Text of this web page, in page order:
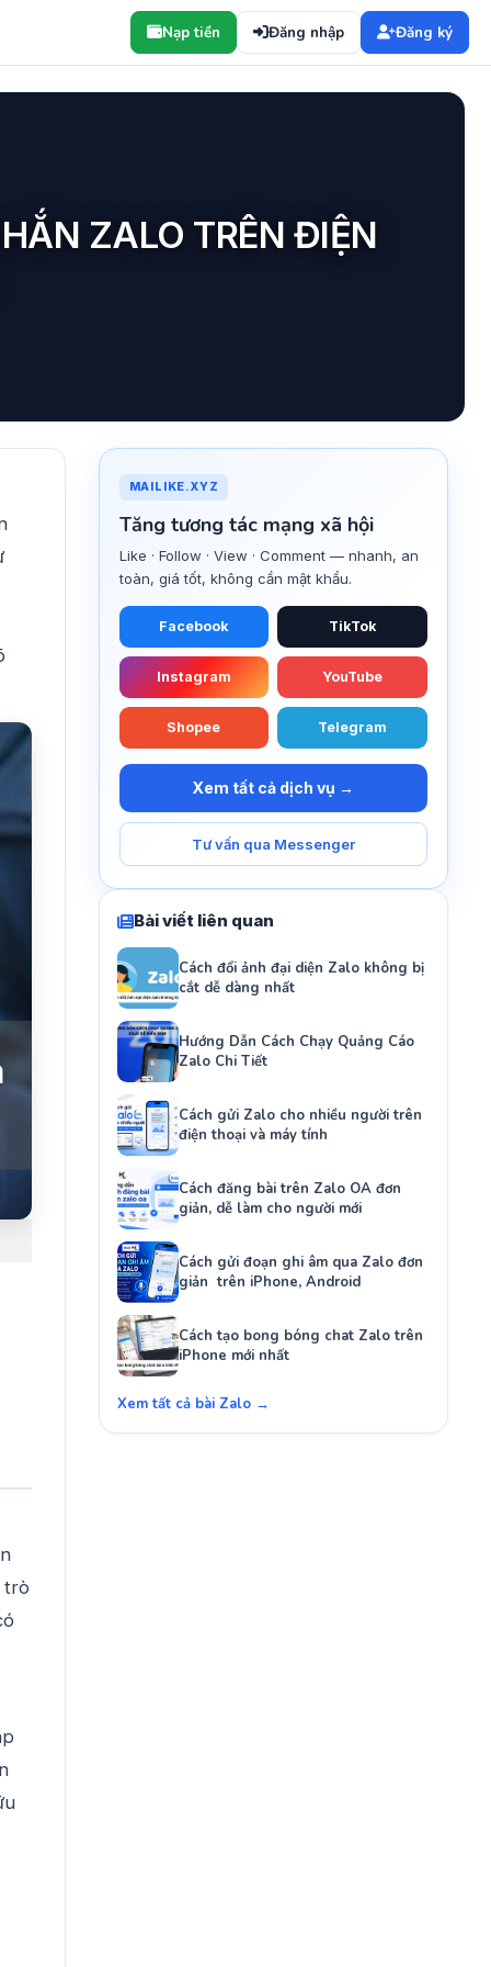
Nạp tiền Đăng nhập Đăng ký
ZALO TRÊN ĐIỆN
trò
MAILIKE.XYZ
Tăng tương tác mạng xã hội
Like · Follow · View · Comment — nhanh, an
toàn, giá tốt, không cần mật khẩu.
Facebook TikTok
Instagram YouTube
Shopee Telegram
Xem tất cả dịch vụ →
Tư vấn qua Messenger
Bài viết liên quan
Cách đổi ảnh đại diện Zalo không bị
cắt dễ dàng nhất
Hướng Dẫn Cách Chạy Quảng Cáo
Zalo Chi Tiết
Cách gửi Zalo cho nhiều người trên
điện thoại và máy tính
Cách đăng bài trên Zalo OA đơn
giản, dễ làm cho người mới
Cách gửi đoạn ghi âm qua Zalo đơn
giản trên iPhone, Android
Cách tạo bong bóng chat Zalo trên
iPhone mới nhất
Xem tất cả bài Zalo →